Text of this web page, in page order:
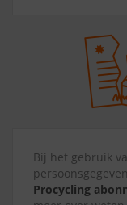
Bij het gebruik
Procycling